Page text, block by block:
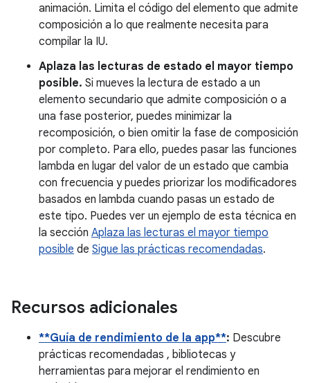
animación. Limita el código del elemento que admite
composición a lo que realmente necesita para
compilar la IU.
Aplaza las lecturas de estado el mayor tiempo
posible. Si mueves la lectura de estado a un
elemento secundario que admite composición o a
una fase posterior, puedes minimizar la
recomposición, o bien omitir la fase de composición
por completo. Para ello, puedes pasar las funciones
lambda en lugar del valor de un estado que cambia
con frecuencia y puedes priorizar los modificadores
basados en lambda cuando pasas un estado de
este tipo. Puedes ver un ejemplo de esta técnica en
la sección Aplaza las lecturas el mayor tiempo
posible de Sigue las prácticas recomendadas.
Recursos adicionales
**Guía de rendimiento de la app**: Descubre
prácticas recomendadas , bibliotecas y
herramientas para mejorar el rendimiento en